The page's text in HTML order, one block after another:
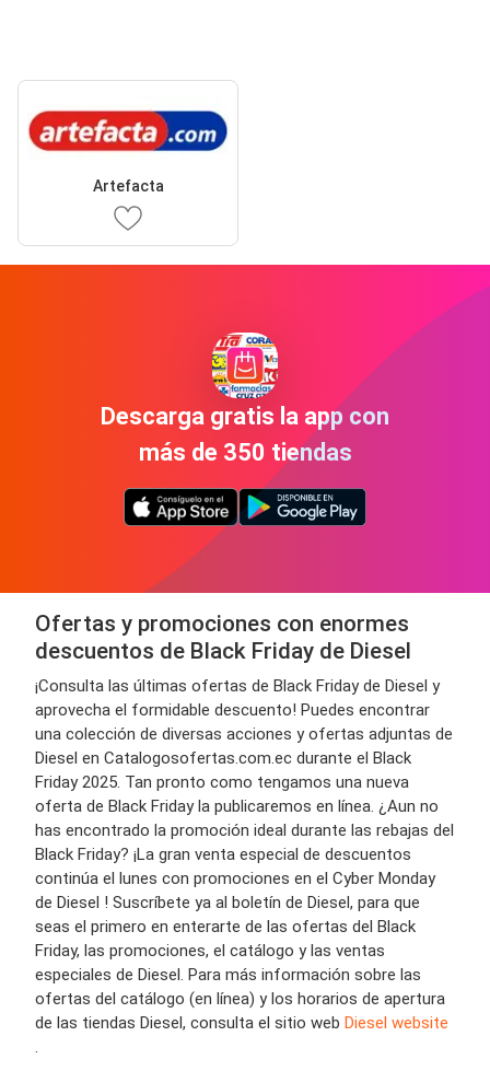
Artefacta
Descarga gratis la app con
más de 350 tiendas
Ofertas y promociones con enormes
descuentos de Black Friday de Diesel
¡Consulta las últimas ofertas de Black Friday de Diesel y
aprovecha el formidable descuento! Puedes encontrar
una colección de diversas acciones y ofertas adjuntas de
Diesel en Catalogosofertas.com.ec durante el Black
Friday 2025. Tan pronto como tengamos una nueva
oferta de Black Friday la publicaremos en línea. ¿Aun no
has encontrado la promoción ideal durante las rebajas del
Black Friday? ¡La gran venta especial de descuentos
continúa el lunes con promociones en el Cyber Monday
de Diesel ! Suscríbete ya al boletín de Diesel, para que
seas el primero en enterarte de las ofertas del Black
Friday, las promociones, el catálogo y las ventas
especiales de Diesel. Para más información sobre las
ofertas del catálogo (en línea) y los horarios de apertura
de las tiendas Diesel, consulta el sitio web Diesel website
.